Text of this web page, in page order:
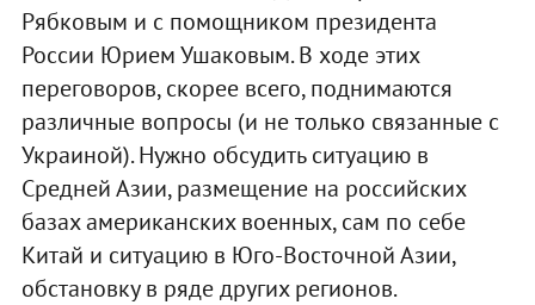
Рябковым и с помощником президента
России Юрием Ушаковым. В ходе этих
переговоров, скорее всего, поднимаются
различные вопросы (и не только связанные с
Украиной). Нужно обсудить ситуацию в
Средней Азии, размещение на российских
базах американских военных, сам по себе
Китай и ситуацию в Юго-Восточной Азии,
обстановку в ряде других регионов.